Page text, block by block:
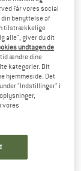
får vores social
din benyttelse af
tilstrækkelige
alle", giver du dit
undtagen de
tid ændre dine
kategorier. Dit
hjemmeside. Det
"Indstillinger" i
vores